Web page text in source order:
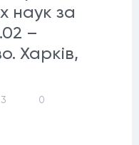
наук за
–
Харків,
3 0